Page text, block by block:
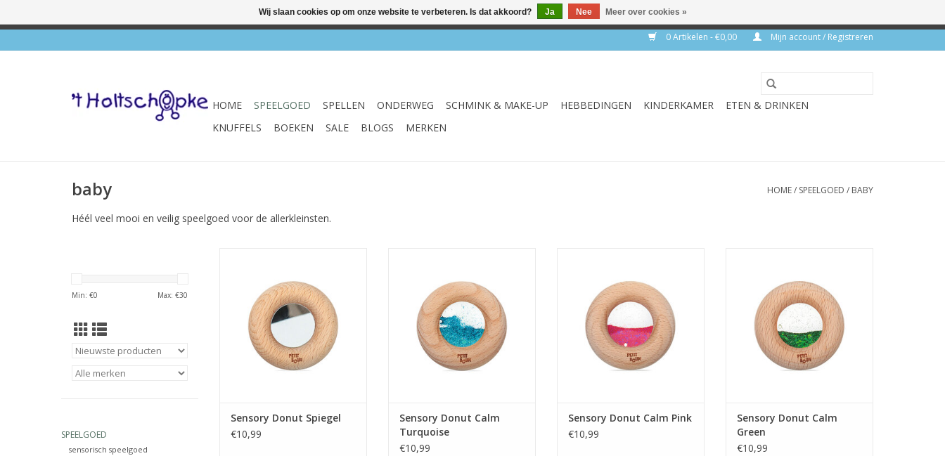
0 Artikelen - €0,00 Mijn account / Registreren
HOME SPEELGOED SPELLEN ONDERWEG SCHMINK & MAKE-UP HEBBEDINGEN KINDERKAMER
ETEN & DRINKEN
KNUFFELS
BOEKEN SALE BLOGS MERKEN
baby HOME/ SPEELGOED / BABY
Héél veel mooi en veilig speelgoed voor de allerkleinsten.
Min: €0 Max: €30
SPEELGOED
sensorisch speelgoed
Sensory Donut Spiegel
€10,99
Sensory Donut Calm
Turquoise
€10,99
Sensory Donut Calm Pink
€10,99
Sensory Donut Calm
Green
€10,99
Wij slaan cookies op om onze website te verbeteren. Is dat akkoord? Ja Nee Meer over cookies »
✔ Winkel & webshop ✔ Gratis verzenden vanaf €75 ✔ Levertijd 1-3 werkdagen